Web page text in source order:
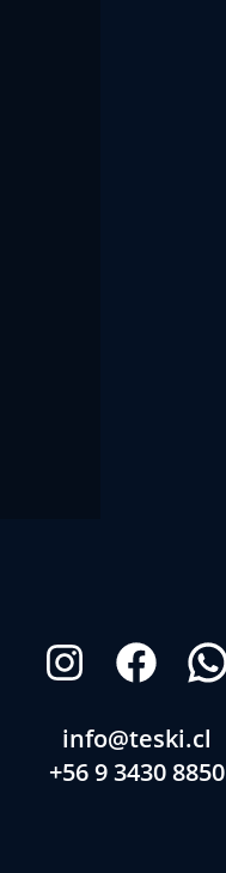
info@teski.cl
+56 9 3430 8850